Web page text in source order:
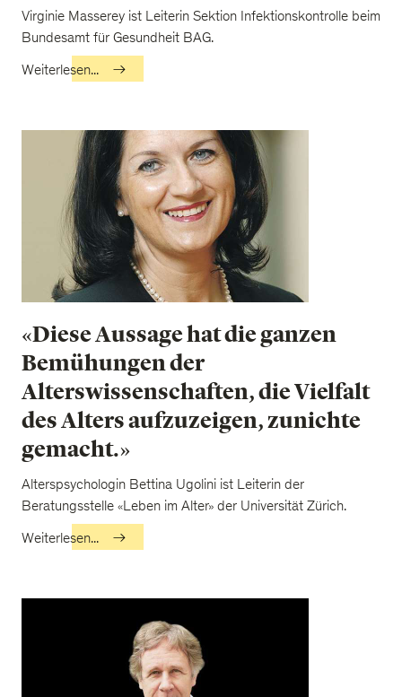
Virginie Masserey ist Leiterin Sektion Infektionskontrolle beim
Bundesamt für Gesundheit BAG.
Weiterlesen...
«Diese Aussage hat die ganzen
Bemühungen der
Alterswissenschaften, die Vielfalt
des Alters aufzuzeigen, zunichte
gemacht.»
Alterspsychologin Bettina Ugolini ist Leiterin der
Beratungsstelle «Leben im Alter» der Universität Zürich.
Weiterlesen...